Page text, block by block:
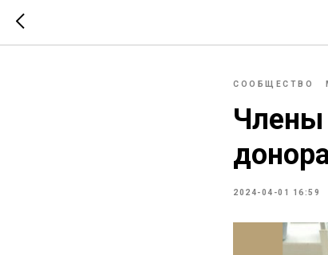
СООБЩЕСТВО
2024-04-01 16:59